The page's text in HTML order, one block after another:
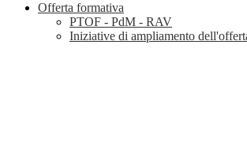
Offerta formativa
PTOF - PdM - RAV
Iniziative di ampliamento